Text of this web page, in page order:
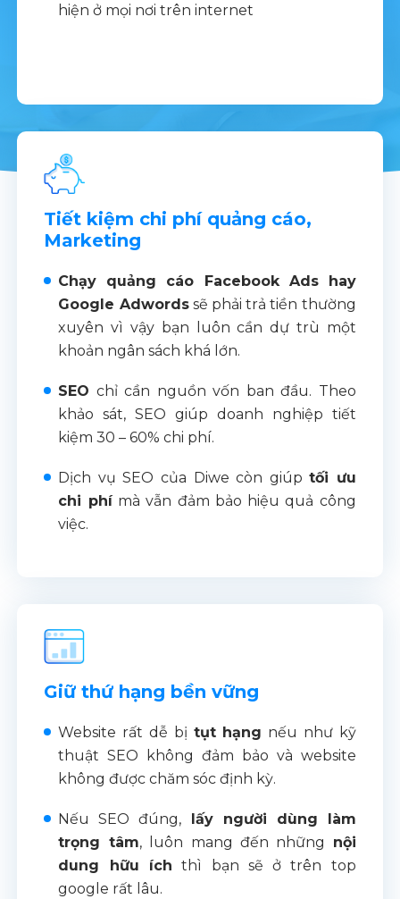
hiện ở mọi nơi trên internet
Tiết kiệm chi phí quảng cáo,
Marketing
Chạy quảng cáo Facebook Ads hay
Google Adwordssẽ phải trả tiền thường
xuyên vì vậy bạn luôn cần dự trù một
khoản ngân sách khá lớn.
SEO chỉ cần nguồn vốn ban đầu. Theo
khảo sát, SEO giúp doanh nghiệp tiết
kiệm 30 – 60% chi phí.
Dịch vụ SEO của Diwe còn giúptối ưu
chi phímà vẫn đảm bảo hiệu quả công
việc.
Giữ thứ hạng bền vững
Website rất dễ bị tụt hạng nếu như kỹ
thuật SEO không đảm bảo và website
không được chăm sóc định kỳ.
Nếu SEO đúng,
lấy người dùng làm
trọng tâm, luôn mang đến những nội
dung hữu ích thì bạn sẽ ở trên top
google rất lâu.